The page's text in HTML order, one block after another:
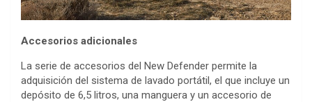
Accesorios adicionales
La serie de accesorios del New Defender permite la
adquisición del sistema de lavado portátil, el que incluye un
depósito de 6,5 litros, una manguera y un accesorio de